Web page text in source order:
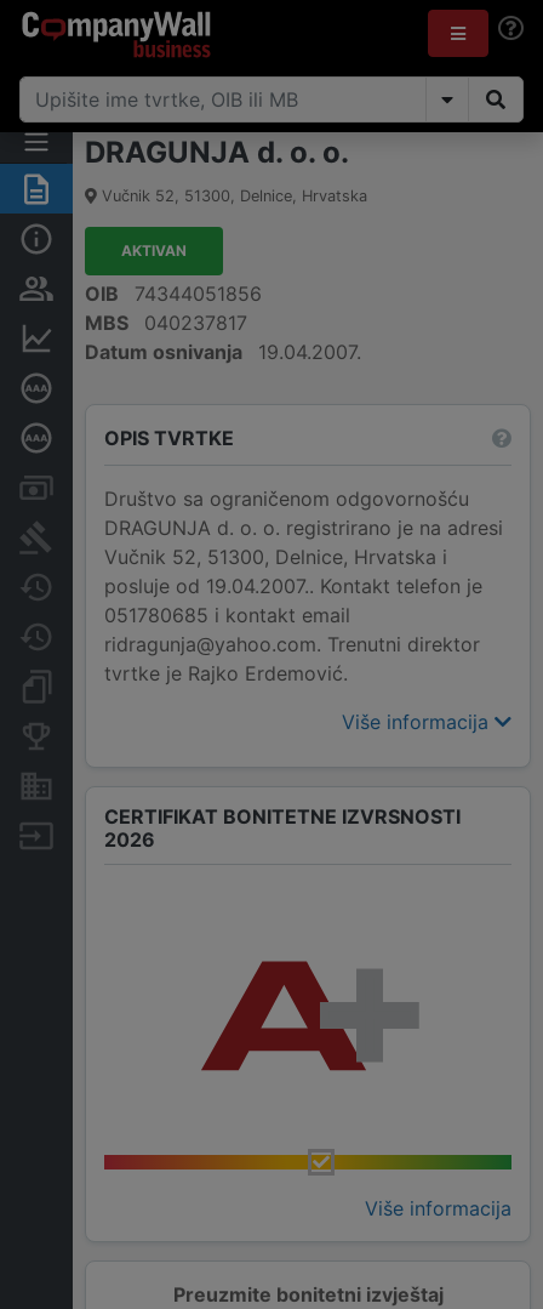
Sažetak
Osobe i vlasništvo
Dubinska bonitetna ocjena
Računi i blokade
Sudske objave
Javne nabavke
Promjene
Dokumenti i objave
Nekretnine i imovina
Izvoz
DRAGUNJA d. o. o.
Vučnik 52, 51300, Delnice, Hrvatska
AKTIVAN
OIB
74344051856
MBS
040237817
Datum osnivanja
19.04.2007.
OPIS TVRTKE
Društvo sa ograničenom odgovornošću
DRAGUNJA d. o. o. registrirano je na adresi
Vučnik 52, 51300, Delnice, Hrvatska i
posluje od 19.04.2007.. Kontakt telefon je
051780685 i kontakt email
ridragunja@yahoo.com. Trenutni direktor
tvrtke je Rajko Erdemović.
Više informacija
CERTIFIKAT BONITETNE IZVRSNOSTI
2026
Više informacija
Preuzmite bonitetni izvještaj